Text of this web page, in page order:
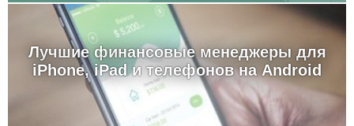
Лучшие финансовые менеджеры для
iPhone, iPad и телефонов на Android